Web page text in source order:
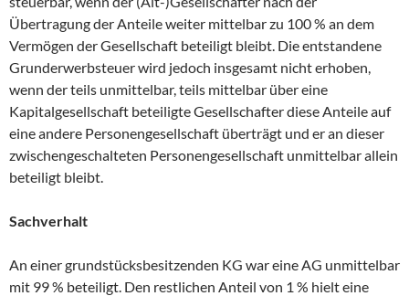
Übertragung der Anteile weiter mittelbar zu 100 % an dem
Vermögen der Gesellschaft beteiligt bleibt. Die entstandene
Grunderwerbsteuer wird jedoch insgesamt nicht erhoben,
wenn der teils unmittelbar, teils mittelbar über eine
Kapitalgesellschaft beteiligte Gesellschafter diese Anteile auf
eine andere Personengesellschaft überträgt und er an dieser
zwischengeschalteten Personengesellschaft unmittelbar allein
beteiligt bleibt.
Sachverhalt
An einer grundstücksbesitzenden KG war eine AG unmittelbar
mit 99 % beteiligt. Den restlichen Anteil von 1 % hielt eine